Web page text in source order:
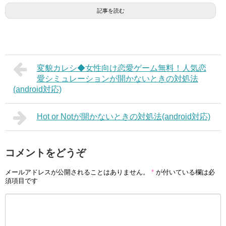
記事を読む
変貌カレシ◆女性向け恋愛ゲーム無料！人気恋
愛シミュレーションが開かないときの対処法
(android対応)
Hot or Notが開かないときの対処法(android対応)
コメントをどうぞ
メールアドレスが公開されることはありません。 * が付いている欄は必
須項目です